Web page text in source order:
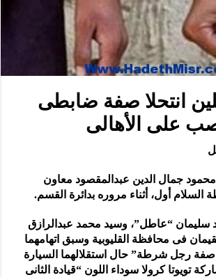
انتحلا صفة ضابطى
على الأهالى
جمال الدين عبدالمقصود معاون
أول، أثناء مروره بدائرة القسم.
“عاطل”، وسيد محمد عبدالرازق
فى محافظة القليوبية وسبق اتهامهما
صفة رجل شرطة” حال استقلالهما السيارة
أ ف ف 469 ماركة تويوتا كرولا سوداء اللون “قيادة الثانى